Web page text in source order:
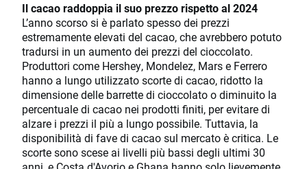
Il cacao raddoppia il suo prezzo rispetto al 2024
L’anno scorso si è parlato spesso dei prezzi
estremamente elevati del cacao, che avrebbero potuto
tradursi in un aumento dei prezzi del cioccolato.
Produttori come Hershey, Mondelez, Mars e Ferrero
hanno a lungo utilizzato scorte di cacao, ridotto la
dimensione delle barrette di cioccolato o diminuito la
percentuale di cacao nei prodotti finiti, per evitare di
alzare i prezzi il più a lungo possibile. Tuttavia, la
disponibilità di fave di cacao sul mercato è critica. Le
scorte sono scese ai livelli più bassi degli ultimi 30